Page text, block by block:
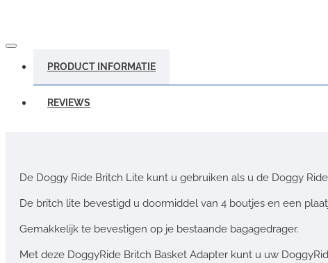
PRODUCT INFORMATIE
REVIEWS
De Doggy Ride Britch Lite kunt u gebruiken als u de Doggy
De britch lite bevestigd u doormiddel van 4 boutjes en een
Gemakkelijk te bevestigen op je bestaande bagagedrager.
Met deze DoggyRide Britch Basket Adapter kunt u uw